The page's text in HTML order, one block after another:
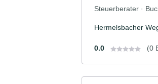
Steuerberater ·
Hermelsbacher
0.0 (0